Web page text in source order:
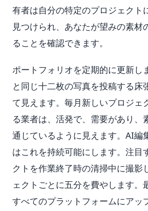
有者は自分の特定のプロジェクト
見つけられ、あなたが望みの素材
ることを確認できます。
ポートフォリオを定期的に更新し
と同じ十二枚の写真を投稿する床
て見えます。毎月新しいプロジェ
る業者は、活発で、需要があり、
通じているように見えます。AI編
はこれを持続可能にします。注目
クトを作業終了時の清掃中に撮影
ェクトごとに五分を費やします。
すべてのプラットフォームにアッ